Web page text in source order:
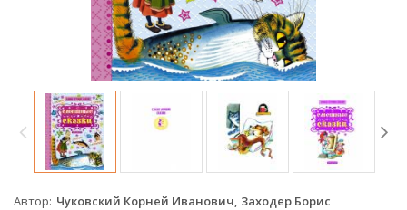
Автор Чуковский Корней Иванович, Заходер Борис